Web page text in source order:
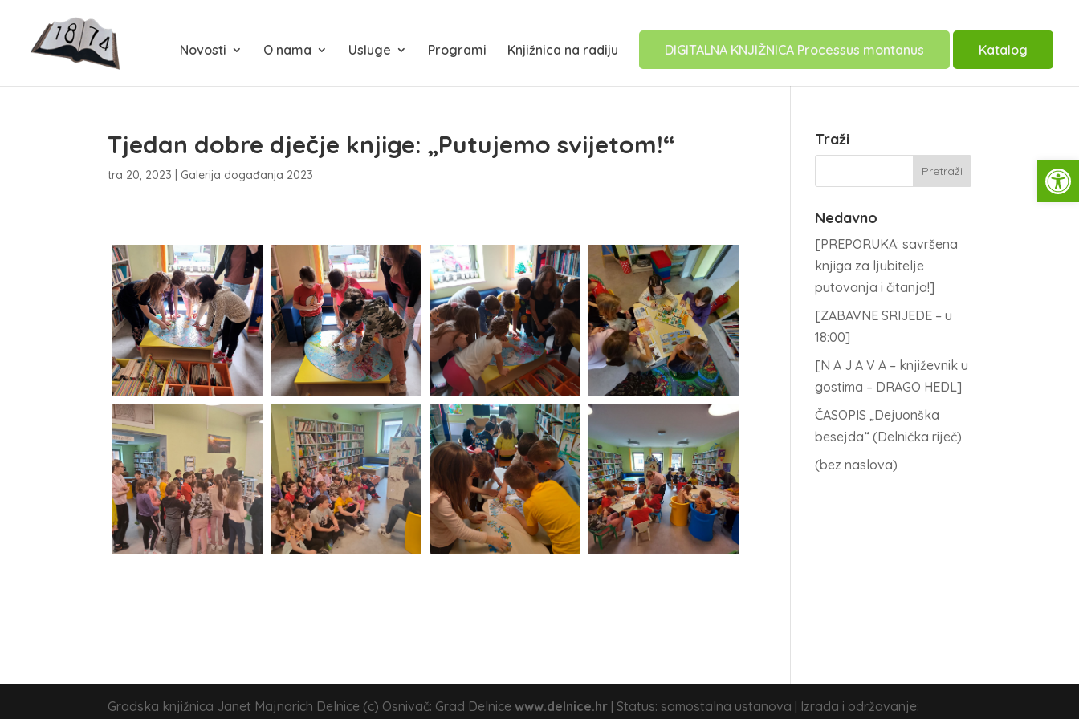
Novosti O nama Usluge Programi Knjižnica na radiju DIGITALNA KNJIŽNICA Processus montanus Katalog
Tjedan dobre dječje knjige: „Putujemo svijetom!“
tra 20, 2023 Galerija događanja 2023
Traži
Nedavno
[PREPORUKA: savršena
knjiga za ljubitelje
putovanja i čitanja!]
[ZABAVNE SRIJEDE – u
18:00]
[N A J A V A – književnik u
gostima – DRAGO HEDL]
ČASOPIS „Dejuonška
besejda“ (Delnička riječ)
(bez naslova)
Gradska knjižnica Janet Majnarich Delnice (c) Osnivač: Grad Delnicewww.delnice.hr | Status: samostalna ustanova | Izrada i održavanje: